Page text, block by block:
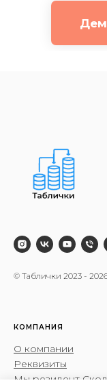
© Таблички 2023 -
КОМПАНИЯ
О компании
Реквизиты
Мы резидент